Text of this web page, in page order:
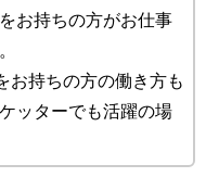
お持ちの方がお仕事
お持ちの方の働き方も
ッターでも活躍の場